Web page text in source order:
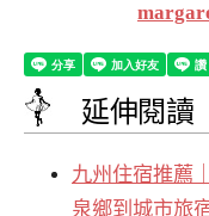
延伸閱讀
九州住宿推薦
泉鄉到城市旅